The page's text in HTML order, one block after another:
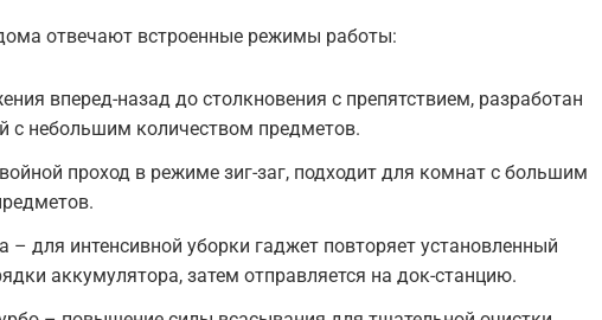
отвечают встроенные режимы работы:
вперед-назад до столкновения с препятствием, разработан
с небольшим количеством предметов.
проход в режиме зиг-заг, подходит для комнат с большим
– для интенсивной уборки гаджет повторяет установленный
аккумулятора, затем отправляется на док-станцию.